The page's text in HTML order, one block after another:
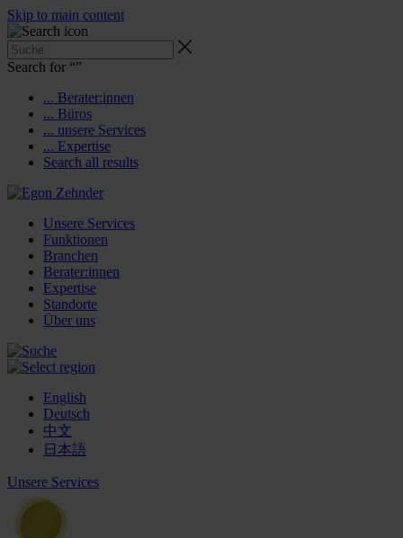
Skip to main content
Search for “”
... Berater:innen
... Büros
... unsere Services
... Expertise
Search all results
Unsere Services
Funktionen
Branchen
Berater:innen
Expertise
Standorte
Über uns
English
Deutsch
中文
日本語
Unsere Services